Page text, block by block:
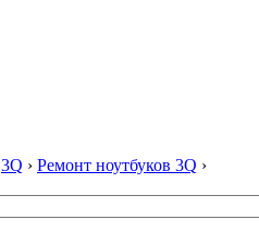
3Q › Ремонт ноутбуков 3Q ›